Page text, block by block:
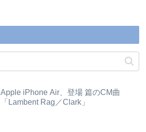
Apple iPhone Air、登場 篇のCM曲
「Lambent Rag／Clark」